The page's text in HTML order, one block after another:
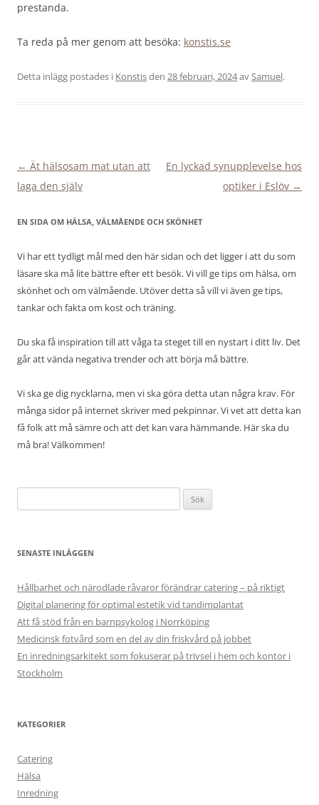
prestanda.
Ta reda på mer genom att besöka: konstis.se
Detta inlägg postades i Konstisden 28 februari, 2024avSamuel.
Inläggsnavigering
← Ät hälsosam mat utan att
laga den själv
En lyckad synupplevelse hos
optiker i Eslöv →
EN SIDA OM HÄLSA, VÄLMÅENDE OCH SKÖNHET
Vi har ett tydligt mål med den här sidan och det ligger i att du som
läsare ska må lite bättre efter ett besök. Vi vill ge tips om hälsa, om
skönhet och om välmående. Utöver detta så vill vi även ge tips,
tankar och fakta om kost och träning.
Du ska få inspiration till att våga ta steget till en nystart i ditt liv. Det
går att vända negativa trender och att börja må bättre.
Vi ska ge dig nycklarna, men vi ska göra detta utan några krav. För
många sidor på internet skriver med pekpinnar. Vi vet att detta kan
få folk att må sämre och att det kan vara hämmande. Här ska du
må bra! Välkommen!
efter:
SENASTE INLÄGGEN
Hållbarhet och närodlade råvaror förändrar catering – på riktigt
Digital planering för optimal estetik vid tandimplantat
Att få stöd från en barnpsykolog i Norrköping
Medicinsk fotvård som en del av din friskvård på jobbet
En inredningsarkitekt som fokuserar på trivsel i hem och kontor i
Stockholm
KATEGORIER
Catering
Hälsa
Inredning